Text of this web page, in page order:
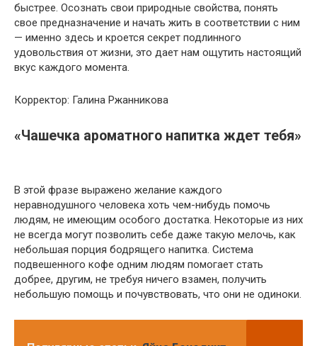
быстрее. Осознать свои природные свойства, понять
свое предназначение и начать жить в соответствии с ним
— именно здесь и кроется секрет подлинного
удовольствия от жизни, это дает нам ощутить настоящий
вкус каждого момента.
Корректор: Галина Ржанникова
«Чашечка ароматного напитка ждет тебя»
В этой фразе выражено желание каждого
неравнодушного человека хоть чем-нибудь помочь
людям, не имеющим особого достатка. Некоторые из них
не всегда могут позволить себе даже такую мелочь, как
небольшая порция бодрящего напитка. Система
подвешенного кофе одним людям помогает стать
добрее, другим, не требуя ничего взамен, получить
небольшую помощь и почувствовать, что они не одиноки.